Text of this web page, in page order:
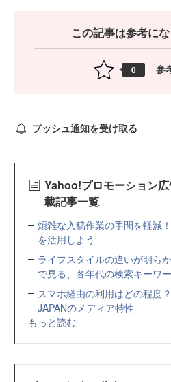
この記事は参考に
0 参
プッシュ通知を受け取る
Yahoo!プロモーション
載記事一覧
煩雑な入稿作業の手間を軽減
を活用しよう
ライフスタイルの違いが明ら
で見る、各年代の検索キーワ
スマホ経由の利用はどの程度
JAPANのメディア特性
もっと読む